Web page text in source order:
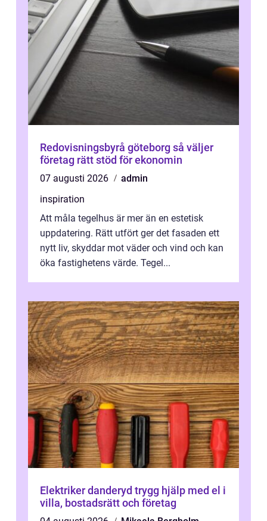
Redovisningsbyrå göteborg så väljer
företag rätt stöd för ekonomin
07 augusti 2026
admin
inspiration
Att måla tegelhus är mer än en estetisk
uppdatering. Rätt utfört ger det fasaden ett
nytt liv, skyddar mot väder och vind och kan
öka fastighetens värde. Tegel...
Elektriker danderyd trygg hjälp med el i
villa, bostadsrätt och företag